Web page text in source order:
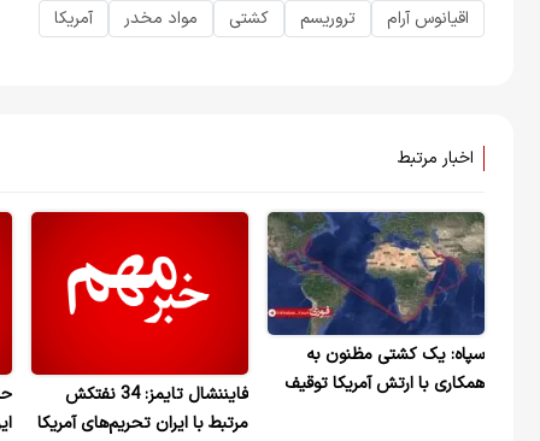
اقیانوس آرام تروریسم کشتی مواد مخدر آمریکا
اخبار مرتبط
سپاه: یک کشتی مظنون به
همکاری با ارتش آمریکا توقیف
فایننشال تایمز: 34 نفتکش
مرتبط با ایران تحریم‌های آمریکا